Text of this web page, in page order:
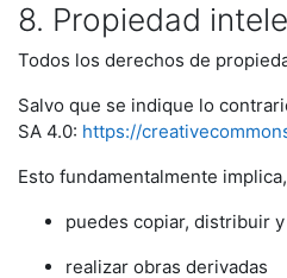
8. Propiedad
Todos los derechos de
Salvo que se indique lo
SA 4.0: https://
Esto fundamentalmente
puedes copiar, distribuir
realizar obras derivadas